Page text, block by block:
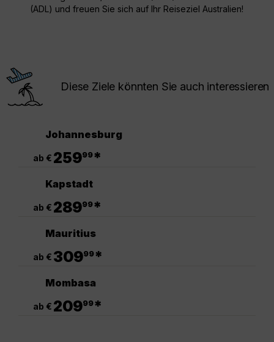
(ADL) und freuen Sie sich auf Ihr Reiseziel Australien!
Diese Ziele könnten Sie auch interessieren
Johannesburg
ab € 25999*
Kapstadt
ab € 28999*
Mauritius
ab € 30999*
Mombasa
ab € 20999*